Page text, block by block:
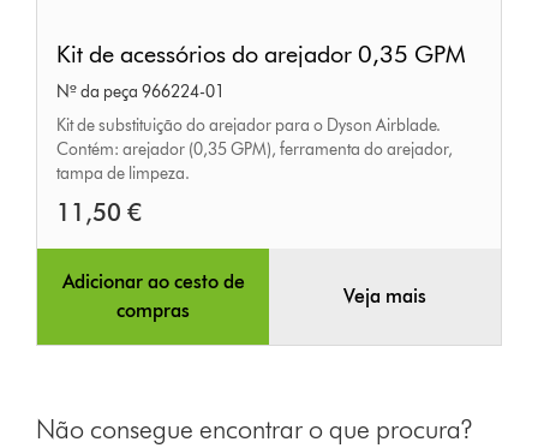
de
acessórios
do
arejador
0,35
Kit de acessórios do arejador 0,35 GPM
Nº da peça 966224-01
Kit de substituição do arejador para o Dyson Airblade.
Contém: arejador (0,35 GPM), ferramenta do arejador,
tampa de limpeza.
11,50 €
Adicionar ao cesto de
compras
Veja mais
Não consegue encontrar o que procura?